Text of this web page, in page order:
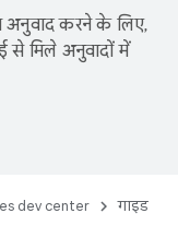
अनुवाद करने के लिए,
से मिले अनुवादों में
dev center गाइड